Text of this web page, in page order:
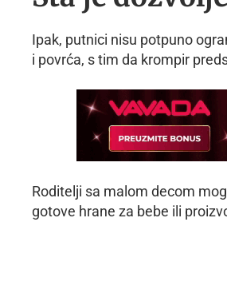
Ipak, putnici nisu potpuno
i povrća, s tim da krompir
Roditelji sa malom decom
gotove hrane za bebe ili